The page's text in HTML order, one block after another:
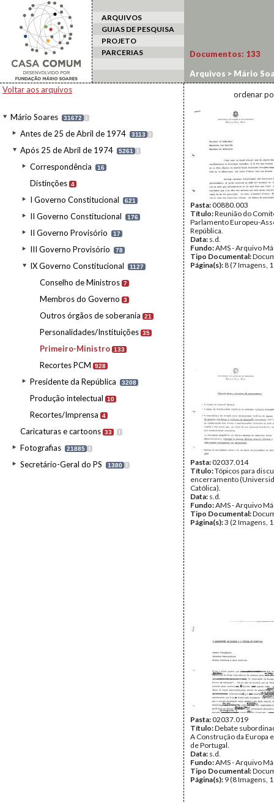
ARQUIVOS
GUIAS DE PESQUISA
PROJETO
PARCERIAS
Voltar aos arquivos
Mário Soares 31672 I
Antes de 25 de Abril de 1974 3113 I
Após 25 de Abril de 1974 5261 I
Correspondência 16
Distinções 4
I Governo Constitucional 621
II Governo Constitucional 176
II Governo Provisório 17
III Governo Provisório 78
IX Governo Constitucional 1127
Conselho de Ministros 7
Membros do Governo 3
Outros órgãos de soberania 21
Personalidades/Instituições 35
Primeiro-Ministro 133
Recortes PCM 928
Presidente da República 3208
Produção intelectual 10
Recortes/Imprensa 4
Caricaturas e cartoons 33 I
Fotografias 21885 I
Secretário-Geral do PS 1380 I
Documentos: 133
Arquivos > Mário
ordenar
Pasta:00880.003
Título:Reunião do
Parlamento Europeu-
República.
Data: s.d.
Fundo:AMS - Arquivo
Tipo Documental:
Página(s): 8 (7 Imagens,
Pasta:02037.014
Título:Tópicos para
encerramento
Católica).
Data: s.d.
Fundo:AMS - Arquivo
Tipo Documental:
Página(s):3 (2 Imagens,
Pasta:02037.019
Título:Debate
A Construção da Europa
de Portugal.
Data: s.d.
Fundo:AMS - Arquivo
Tipo Documental:
Página(s): 9 (8 Imagens,